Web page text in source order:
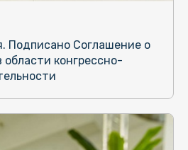
Подписано Соглашение о
конгрессно-